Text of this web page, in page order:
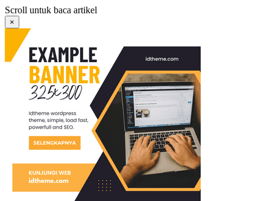
Langsung
ke
konten
Scroll untuk baca artikel
×